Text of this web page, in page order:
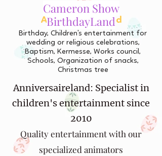
Cameron Show
AnniversaireLand
Cameron Show
BirthdayLand
Birthday, Children's entertainment for
wedding or religious celebrations,
Baptism, Kermesse, Works council,
Schools, Organization of snacks,
Christmas tree
Anniversaireland: Specialist in
children's entertainment since
2010
Quality entertainment with our
specialized animators